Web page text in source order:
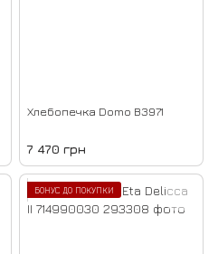
Хлебопечка Domo B3971
7 470 грн
БОНУС ДО ПОКУПКИ